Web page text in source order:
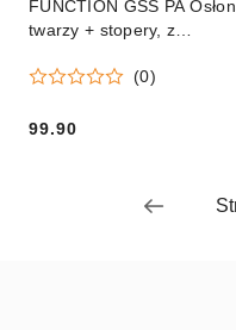
FUNCTION GSS PA
twarzy + stopery, z
(0)
Cena:
99.90